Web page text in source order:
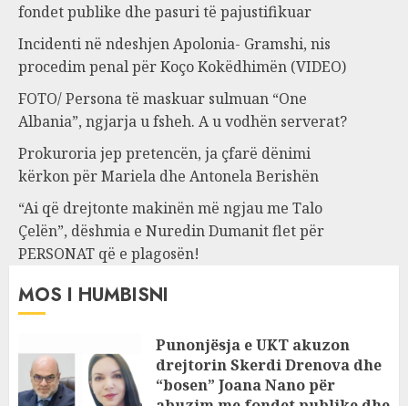
fondet publike dhe pasuri të pajustifikuar
Incidenti në ndeshjen Apolonia- Gramshi, nis
procedim penal për Koço Kokëdhimën (VIDEO)
FOTO/ Persona të maskuar sulmuan “One
Albania”, ngjarja u fsheh. A u vodhën serverat?
Prokuroria jep pretencën, ja çfarë dënimi
kërkon për Mariela dhe Antonela Berishën
“Ai që drejtonte makinën më ngjau me Talo
Çelën”, dëshmia e Nuredin Dumanit flet për
PERSONAT që e plagosën!
MOS I HUMBISNI
Punonjësja e UKT akuzon
drejtorin Skerdi Drenova dhe
“bosen” Joana Nano për